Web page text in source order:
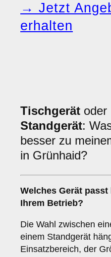
→ Jetzt
erhalten
Tischgerät oder
Standgerät:
besser zu
in Grünhaid?
Welches Gerät passt
Ihrem Betrieb?
Die Wahl zwischen
einem Standgerät
Einsatzbereich, der